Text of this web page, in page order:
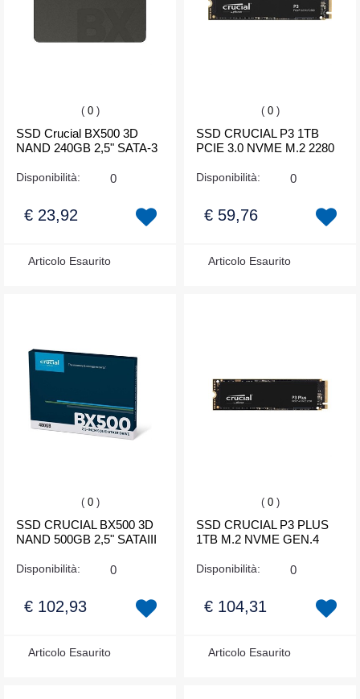
( 0 )
SSD Crucial BX500 3D
NAND 240GB 2,5" SATA-3
Disponibilità: 0
€ 23,92
Articolo Esaurito
( 0 )
SSD CRUCIAL P3 1TB
PCIE 3.0 NVME M.2 2280
Disponibilità: 0
€ 59,76
Articolo Esaurito
( 0 )
SSD CRUCIAL BX500 3D
NAND 500GB 2,5" SATAIII
Disponibilità: 0
€ 102,93
Articolo Esaurito
( 0 )
SSD CRUCIAL P3 PLUS
1TB M.2 NVME GEN.4
Disponibilità: 0
€ 104,31
Articolo Esaurito